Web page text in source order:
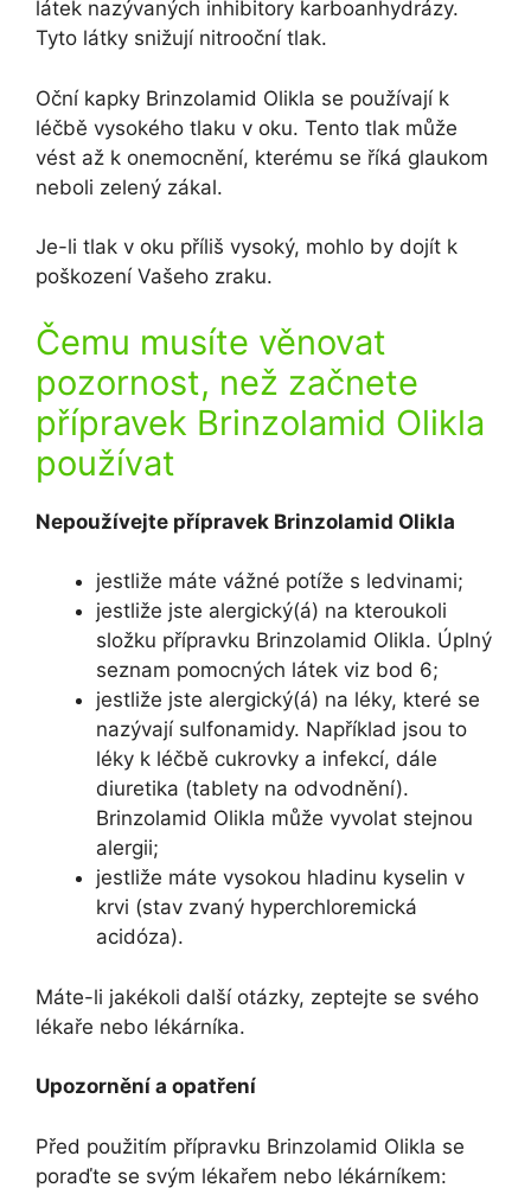
látek nazývaných inhibitory karboanhydrázy.
Tyto látky snižují nitrooční tlak.
Oční kapky Brinzolamid Olikla se používají k
léčbě vysokého tlaku v oku. Tento tlak může
vést až k onemocnění, kterému se říká glaukom
neboli zelený zákal.
Je-li tlak v oku příliš vysoký, mohlo by dojít k
poškození Vašeho zraku.
Čemu musíte věnovat
pozornost, než začnete
přípravek Brinzolamid Olikla
používat
Nepoužívejte přípravek Brinzolamid Olikla
jestliže máte vážné potíže s ledvinami;
jestliže jste alergický(á) na kteroukoli
složku přípravku Brinzolamid Olikla. Úplný
seznam pomocných látek viz bod 6;
jestliže jste alergický(á) na léky, které se
nazývají sulfonamidy. Například jsou to
léky k léčbě cukrovky a infekcí, dále
diuretika (tablety na odvodnění).
Brinzolamid Olikla může vyvolat stejnou
alergii;
jestliže máte vysokou hladinu kyselin v
krvi (stav zvaný hyperchloremická
acidóza).
Máte-li jakékoli další otázky, zeptejte se svého
lékaře nebo lékárníka.
Upozornění a opatření
Před použitím přípravku Brinzolamid Olikla se
poraďte se svým lékařem nebo lékárníkem: